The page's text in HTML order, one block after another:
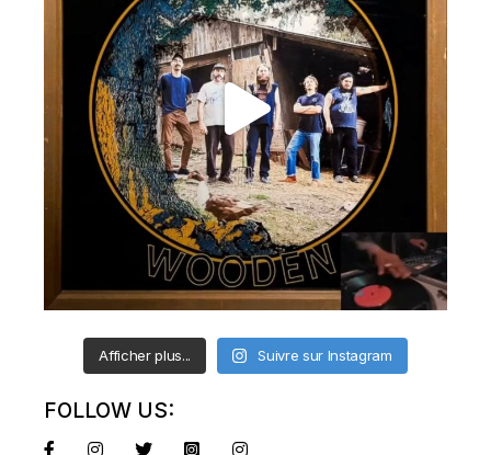
Afficher plus... Suivre sur Instagram
FOLLOW US: